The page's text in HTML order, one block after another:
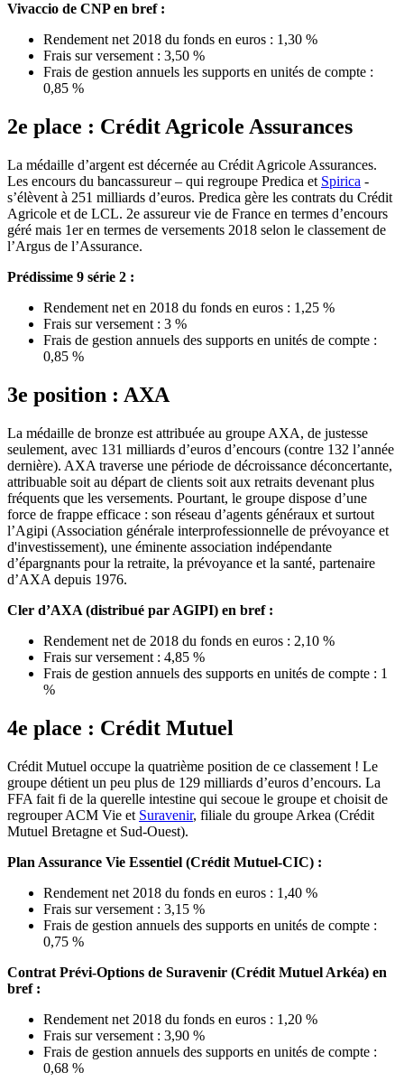
Vivaccio de CNP en bref :
Rendement net 2018 du fonds en euros : 1,30 %
Frais sur versement : 3,50 %
Frais de gestion annuels les supports en unités de compte :
0,85 %
2e place : Crédit Agricole Assurances
La médaille d’argent est décernée au Crédit Agricole Assurances.
Les encours du bancassureur – qui regroupe Predica et Spirica -
s’élèvent à 251 milliards d’euros. Predica gère les contrats du Crédit
Agricole et de LCL. 2e assureur vie de France en termes d’encours
géré mais 1er en termes de versements 2018 selon le classement de
l’Argus de l’Assurance.
Prédissime 9 série 2 :
Rendement net en 2018 du fonds en euros : 1,25 %
Frais sur versement : 3 %
Frais de gestion annuels des supports en unités de compte :
0,85 %
3e position : AXA
La médaille de bronze est attribuée au groupe AXA, de justesse
seulement, avec 131 milliards d’euros d’encours (contre 132 l’année
dernière). AXA traverse une période de décroissance déconcertante,
attribuable soit au départ de clients soit aux retraits devenant plus
fréquents que les versements. Pourtant, le groupe dispose d’une
force de frappe efficace : son réseau d’agents généraux et surtout
l’Agipi (Association générale interprofessionnelle de prévoyance et
d'investissement), une éminente association indépendante
d’épargnants pour la retraite, la prévoyance et la santé, partenaire
d’AXA depuis 1976.
Cler d’AXA (distribué par AGIPI) en bref :
Rendement net de 2018 du fonds en euros : 2,10 %
Frais sur versement : 4,85 %
Frais de gestion annuels des supports en unités de compte : 1
%
4e place : Crédit Mutuel
Crédit Mutuel occupe la quatrième position de ce classement ! Le
groupe détient un peu plus de 129 milliards d’euros d’encours. La
FFA fait fi de la querelle intestine qui secoue le groupe et choisit de
regrouper ACM Vie et Suravenir, filiale du groupe Arkea (Crédit
Mutuel Bretagne et Sud-Ouest).
Plan Assurance Vie Essentiel (Crédit Mutuel-CIC) :
Rendement net 2018 du fonds en euros : 1,40 %
Frais sur versement : 3,15 %
Frais de gestion annuels des supports en unités de compte :
0,75 %
Contrat Prévi-Options de Suravenir (Crédit Mutuel Arkéa) en
bref :
Rendement net 2018 du fonds en euros : 1,20 %
Frais sur versement : 3,90 %
Frais de gestion annuels des supports en unités de compte :
0,68 %